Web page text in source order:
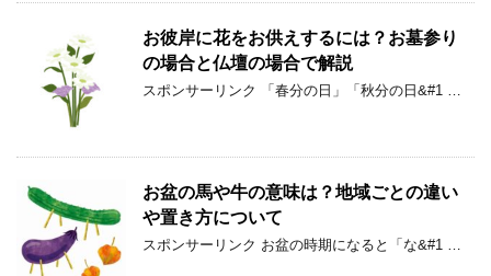
お彼岸に花をお供えするには？お墓参り
の場合と仏壇の場合で解説
スポンサーリンク 「春分の日」「秋分の日&#1 …
お盆の馬や牛の意味は？地域ごとの違い
や置き方について
スポンサーリンク お盆の時期になると「な&#1 …